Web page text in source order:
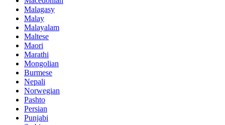
Malagasy
Malay
Malayalam
Maltese
Maori
Marathi
Mongolian
Burmese
Nepali
Norwegian
Pashto
Persian
Punjabi